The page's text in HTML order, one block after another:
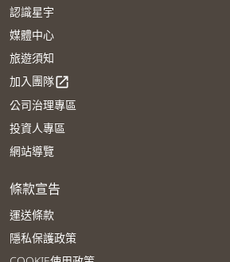
認識星宇
媒體中心
旅遊須知
加入團隊open_in_new
公司治理專區
投資人專區
網站導覽
條款宣告
運送條款
隱私保護政策